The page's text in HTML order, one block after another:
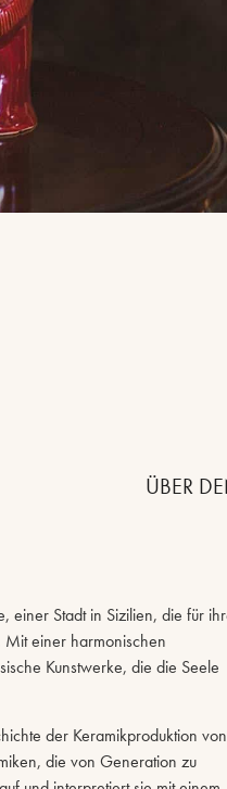
ÜBER
einer Stadt in Sizilien, die für
Mit einer harmonischen
Kunstwerke, die die Seele
der Keramikproduktion von
die von Generation zu